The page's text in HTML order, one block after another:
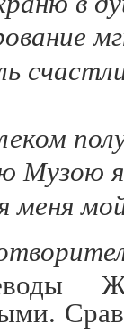
Музою
меня